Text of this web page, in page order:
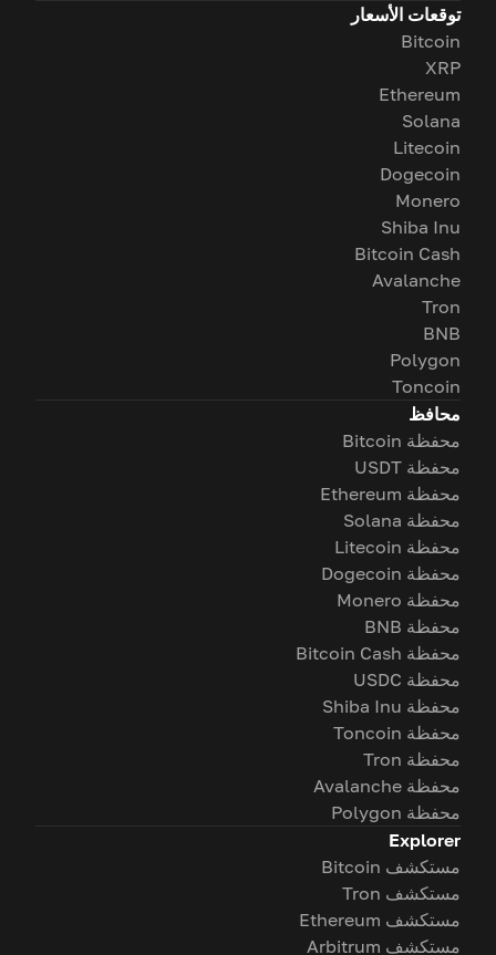
توقعات الأسعار
Bitcoin
XRP
Ethereum
Solana
Litecoin
Dogecoin
Monero
Shiba Inu
Bitcoin Cash
Avalanche
Tron
BNB
Polygon
Toncoin
محافظ
محفظة Bitcoin
محفظة USDT
محفظة Ethereum
محفظة Solana
محفظة Litecoin
محفظة Dogecoin
محفظة Monero
محفظة BNB
محفظة Bitcoin Cash
محفظة USDC
محفظة Shiba Inu
محفظة Toncoin
محفظة Tron
محفظة Avalanche
محفظة Polygon
Explorer
مستكشف Bitcoin
مستكشف Tron
مستكشف Ethereum
مستكشف Arbitrum